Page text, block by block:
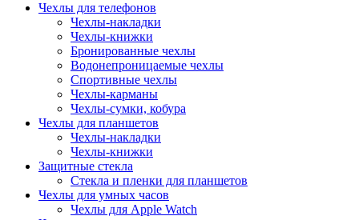
Чехлы для телефонов
Чехлы-накладки
Чехлы-книжки
Бронированные чехлы
Водонепроницаемые чехлы
Спортивные чехлы
Чехлы-карманы
Чехлы-сумки, кобура
Чехлы для планшетов
Чехлы-накладки
Чехлы-книжки
Защитные стекла
Стекла и пленки для планшетов
Чехлы для умных часов
Чехлы для Apple Watch